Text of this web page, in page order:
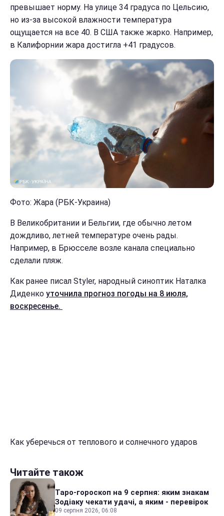
превышает норму. На улице 34 градуса по Цельсию,
но из-за высокой влажности температура
ощущается на все 40. В США также жарко. Например,
в Калифорнии жара достигла +41 градусов.
Фото: Жара (РБК-Украина)
В Великобритании и Бельгии, где обычно летом
дождливо, летней температуре очень рады.
Например, в Брюсселе возле канала специально
сделали пляж.
Как ранее писал Styler, народный синоптик Наталка
Диденко уточнила прогноз погоды на 8 июля,
воскресенье.
Как уберечься от теплового и солнечного ударов
Читайте також
Таро-гороскоп на 9 серпня: яким знакам
Зодіаку чекати удачі, а яким - перевірок
09 серпня 2026, 06:08